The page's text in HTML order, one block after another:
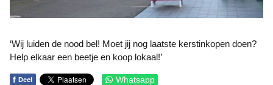
‘Wij luiden de nood bel! Moet jij nog laatste kerstinkopen doen?
Help elkaar een beetje en koop lokaal!’
f Deel Whatsapp